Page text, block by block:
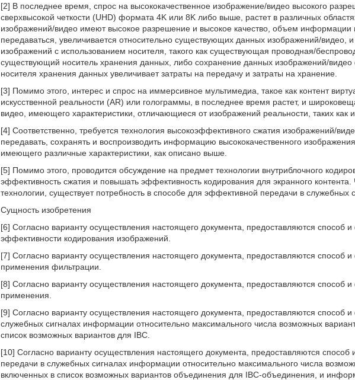
[2] В последнее время, спрос на высококачественное изображение/видео высокого
сверхвысокой четкости (UHD) формата 4K или 8K либо выше, растет в различных
изображений/видео имеют высокое разрешение и высокое качество, объем информации
передаваться, увеличивается относительно существующих данных изображений/видео,
изображений с использованием носителя, такого как существующая проводная/
существующий носитель хранения данных, либо сохранение данных изображений/
носителя хранения данных увеличивает затраты на передачу и затраты на хранение.
[3] Помимо этого, интерес и спрос на иммерсивное мультимедиа, такое как контент
искусственной реальности (AR) или голограммы, в последнее время растет, и
видео, имеющего характеристики, отличающиеся от изображений реальности, таких как
[4] Соответственно, требуется технология высокоэффективного сжатия изображений/
передавать, сохранять и воспроизводить информацию высококачественного
имеющего различные характеристики, как описано выше.
[5] Помимо этого, проводится обсуждение на предмет технологии внутриблочного
эффективность сжатия и повышать эффективность кодирования для экранного
технологии, существует потребность в способе для эффективной передачи в служебных
Сущность изобретения
[6] Согласно варианту осуществления настоящего документа, предоставляются способ
эффективности кодирования изображений.
[7] Согласно варианту осуществления настоящего документа, предоставляются способ
применения фильтрации.
[8] Согласно варианту осуществления настоящего документа, предоставляются способ
применения.
[9] Согласно варианту осуществления настоящего документа, предоставляются способ
служебных сигналах информации относительно максимального числа возможных
список возможных вариантов для IBC.
[10] Согласно варианту осуществления настоящего документа, предоставляются способ
передачи в служебных сигналах информации относительно максимального числа
включенных в список возможных вариантов объединения для IBC-объединения, и